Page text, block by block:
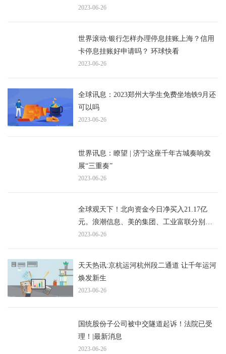
2023-06-26
世界滚动:银行怎样办理停息挂账上海？信用
卡停息挂账好申请吗？ 环球快看
2023-06-26
全球讯息：2023郑州大学生免费坐地铁9月还
可以吗
2023-06-26
世界讯息：瞭望 | 济宁这座千年古城奏响发
展“三重奏”
2023-06-26
全球观天下！北向资金今日净买入21.17亿
元。浪潮信息、美的集团、工业富联分别净
买入8.36亿元、5.96亿元、4.53亿元。五粮液
2023-06-26
天天热讯:京杭运河杭州段二通道 让千年运河
焕发新生
2023-06-26
国统股份子公司被中交隧道起诉！法院已受
理！|最新消息
2023-06-26